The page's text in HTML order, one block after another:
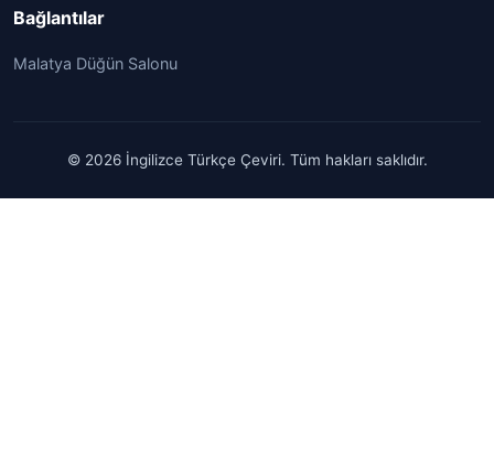
Bağlantılar
Malatya Düğün Salonu
© 2026 İngilizce Türkçe Çeviri. Tüm hakları saklıdır.